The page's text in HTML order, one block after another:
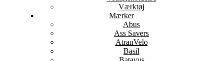
Værktøj
Mærker
Abus
Ass Savers
AtranVelo
Basil